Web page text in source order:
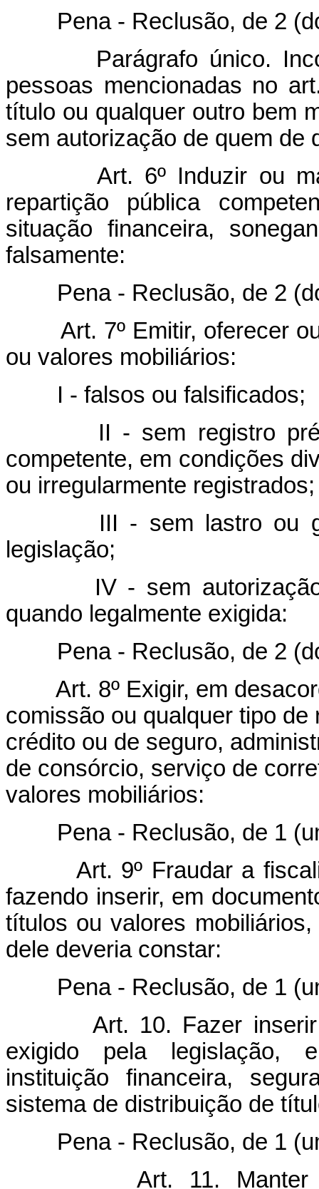
Pena - Reclusão, de 2
Parágrafo único.
pessoas mencionadas no
título ou qualquer outro bem
sem autorização de quem de
Art. 6º Induzir ou
repartição pública
situação financeira,
falsamente:
Pena - Reclusão, de 2
Art. 7º Emitir, oferecer
ou valores mobiliários:
I - falsos ou falsificados;
II - sem registro
competente, em condições
ou irregularmente registrados;
III - sem lastro ou
legislação;
IV - sem
quando legalmente exigida:
Pena - Reclusão, de 2
Art. 8º Exigir, em
comissão ou qualquer tipo
crédito ou de seguro,
de consórcio, serviço de
valores mobiliários:
Pena - Reclusão, de 1
Art. 9º Fraudar a
fazendo inserir, em
títulos ou valores
dele deveria constar:
Pena - Reclusão, de 1
Art. 10. Fazer
exigido pela legislação,
instituição financeira,
sistema de distribuição de
Pena - Reclusão, de 1
Art. 11.